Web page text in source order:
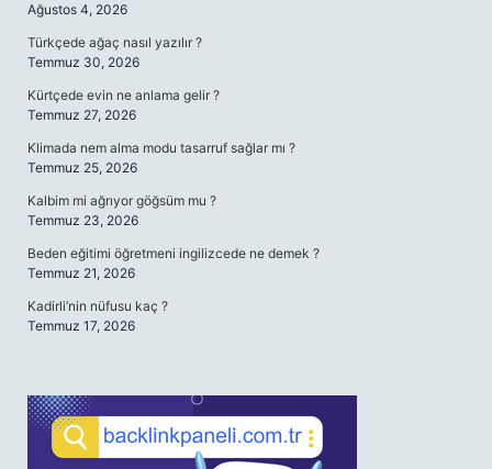
Ağustos 4, 2026
Türkçede ağaç nasıl yazılır ?
Temmuz 30, 2026
Kürtçede evin ne anlama gelir ?
Temmuz 27, 2026
Klimada nem alma modu tasarruf sağlar mı ?
Temmuz 25, 2026
Kalbim mi ağrıyor göğsüm mu ?
Temmuz 23, 2026
Beden eğitimi öğretmeni ingilizcede ne demek ?
Temmuz 21, 2026
Kadirli’nin nüfusu kaç ?
Temmuz 17, 2026